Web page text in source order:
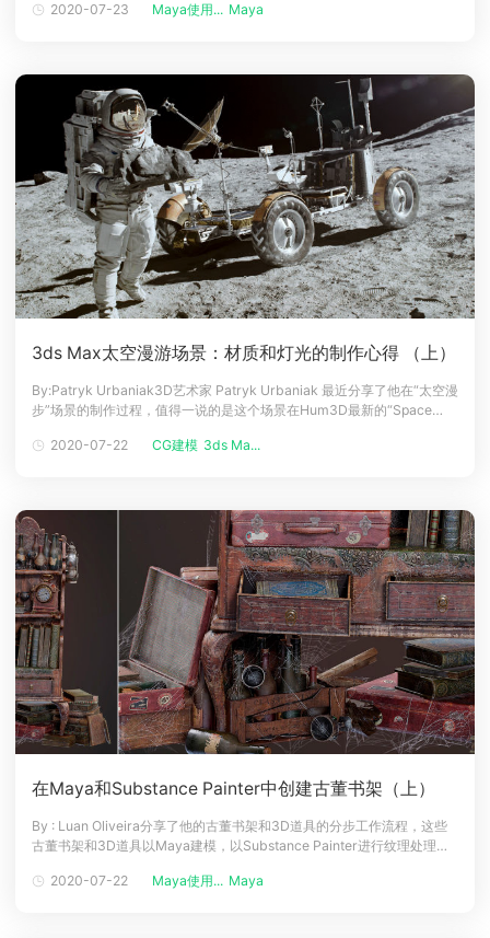
成后，我在网格上使用Decimation Master以便能够在Maya云渲染中使
2020-07-23 Maya使用... Maya
3ds Max太空漫游场景：材质和灯光的制作心得 （上）
By:Patryk Urbaniak3D艺术家 Patryk Urbaniak 最近分享了他在“太空漫
步”场景的制作过程，值得一说的是这个场景在Hum3D最新的“Space
工作室的首席视觉开发（Look Dev）艺术家，参与的项目包括《蜘蛛侠：
2020-07-22 CG建模 3ds Ma...
在Maya和Substance Painter中创建古董书架（上）
By : Luan Oliveira分享了他的古董书架和3D道具的分步工作流程，这些
古董书架和3D道具以Maya建模，以Substance Painter进行纹理处理，
云渲染）。介绍大家好，我叫Luan Oliveira，是一名3D自由艺术家。书
2020-07-22 Maya使用... Maya